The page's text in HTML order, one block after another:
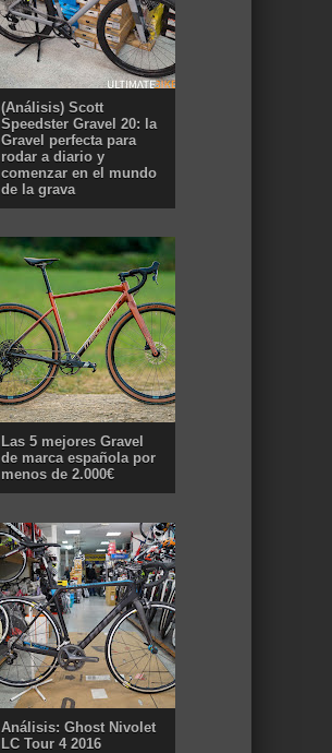
(Análisis) Scott
Speedster Gravel 20: la
Gravel perfecta para
rodar a diario y
comenzar en el mundo
de la grava
Las 5 mejores Gravel
de marca española por
menos de 2.000€
Análisis: Ghost Nivolet
LC Tour 4 2016